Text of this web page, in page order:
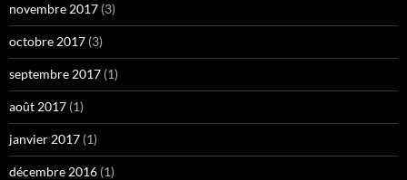
novembre 2017 (3)
octobre 2017 (3)
septembre 2017 (1)
août 2017 (1)
janvier 2017 (1)
décembre 2016 (1)